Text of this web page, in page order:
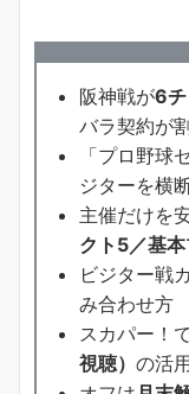
阪神戦が6チ
バラ契約が
「プロ野球
ジターを横
主催だけを
クト5／基
ビジター戦
み合わせ方
スカパー！
視聴） の活